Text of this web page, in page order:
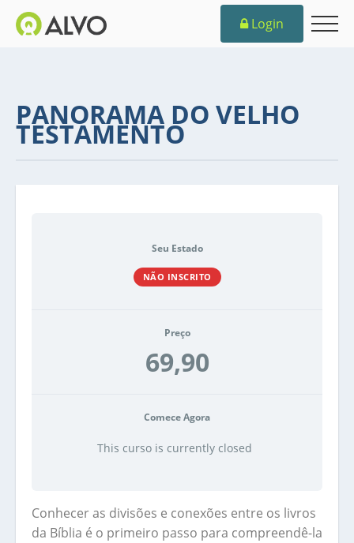
Login
PANORAMA DO VELHO
TESTAMENTO
Seu Estado
NÃO INSCRITO
Preço
69,90
Comece Agora
This curso is currently closed
Conhecer as divisões e conexões entre os livros
da Bíblia é o primeiro passo para compreendê-la